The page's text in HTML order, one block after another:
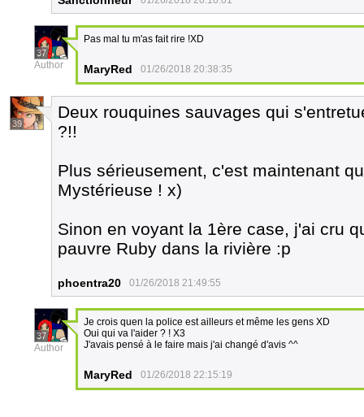
37
Author
Pas mal tu m'as fait rire !XD
MaryRed 01/26/2018 20:38:35
39
Deux rouquines sauvages qui
?!!
Plus sérieusement, c'est maintenant
Mystérieuse ! x)
Sinon en voyant la 1ère case, j'ai cru
pauvre Ruby dans la rivière :p
phoentra20 01/26/2018 21:49:55
37
Author
Je crois quen la police est ailleurs et même les gens XD
Oui qui va l'aider ? ! X3
J'avais pensé à le faire mais j'ai changé d'avis ^^
MaryRed 01/26/2018 22:15:19